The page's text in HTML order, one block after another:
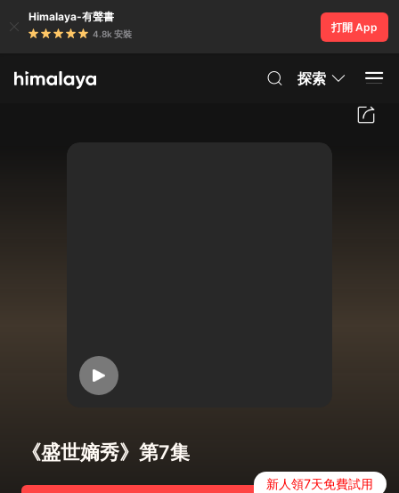
Himalaya-有聲書
4.8k 安裝
打開 App
探索
《盛世嫡秀》第7集
新人領7天免費試用